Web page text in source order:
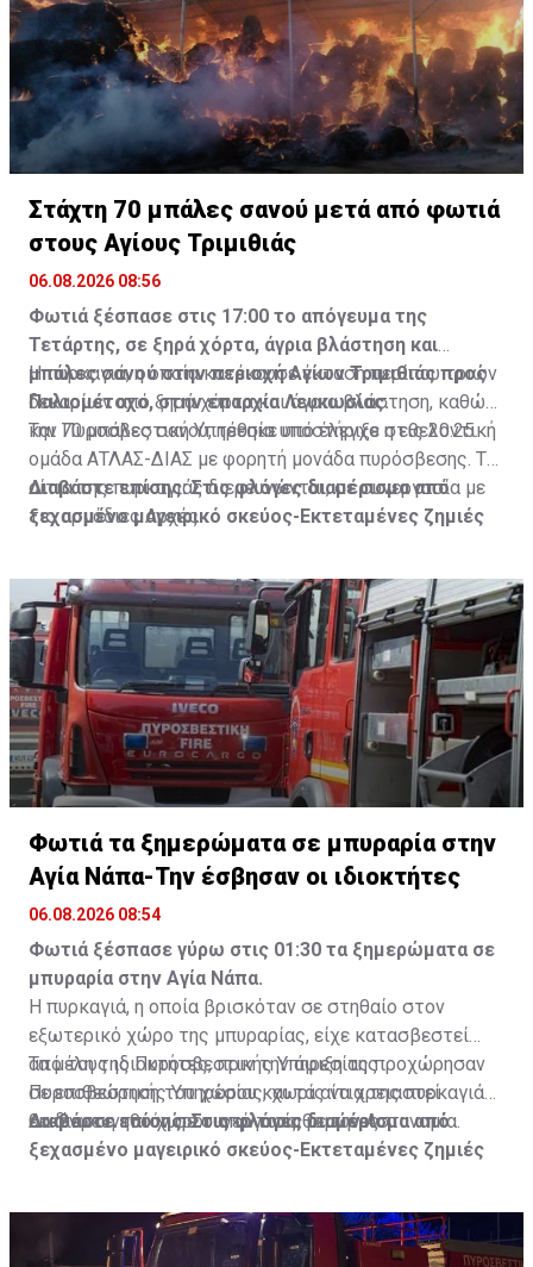
στον κόσμο.
Στάχτη 70 μπάλες σανού μετά από φωτιά
στους Αγίους Τριμιθιάς
06.08.2026 08:56
Φωτιά ξέσπασε στις 17:00 το απόγευμα της
Τετάρτης, σε ξηρά χόρτα, άγρια βλάστηση και
μπάλες σανού στην περιοχή Αγίων Τριμιθιάς προς
Παλιομέτοχο, στην επαρχία Λευκωσίας.
Η πυρκαγιά, η οποία κατέκαυσε έκταση περίπου τριών
δεκαρίων από ξηρά χόρτα και άγρια βλάστηση, καθώς
και 70 μπάλες σανού, τέθηκε υπό έλεγχο στις 20:25.
Την Πυροσβεστική Υπηρεσία υποστήριξε η εθελοντική
ομάδα ΑΤΛΑΣ-ΔΙΑΣ με φορητή μονάδα πυρόσβεσης. Τα
αίτια της πυρκαγιάς διερευνώνται, σε συνεργασία με
τις αρμόδιες Αρχές.
Διαβάστε επίσης:Στις φλόγες διαμέρισμα από
ξεχασμένο μαγειρικό σκεύος-Εκτεταμένες ζημιές
Φωτιά τα ξημερώματα σε μπυραρία στην
Αγία Νάπα-Την έσβησαν οι ιδιοκτήτες
06.08.2026 08:54
Φωτιά ξέσπασε γύρω στις 01:30 τα ξημερώματα σε
μπυραρία στην Αγία Νάπα.
Η πυρκαγιά, η οποία βρισκόταν σε στηθαίο στον
εξωτερικό χώρο της μπυραρίας, είχε κατασβεστεί
από τους ιδιοκτήτες, πριν την άφιξη της
Πυροσβεστικής Υπηρεσίας, χωρίς να χρειαστεί
εκκένωση του χώρου από τους θαμώνες.
Τα μέλη της Πυροσβεστικής Υπηρεσίας προχώρησαν
σε επιθεώρηση του χώρου και τα αίτια της πυρκαγιάς
θα διερευνηθούν σε συνεργασία με την Αστυνομία.
Διαβάστε επίσης:Στις φλόγες διαμέρισμα από
ξεχασμένο μαγειρικό σκεύος-Εκτεταμένες ζημιές